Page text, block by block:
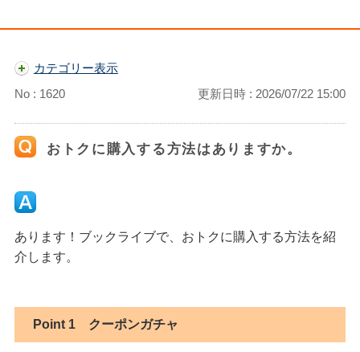
カテゴリー表示
No : 1620
更新日時 : 2026/07/22 15:00
おトクに購入する方法はありますか。
あります！ブックライブで、おトクに購入する方法を紹
介します。
Point 1クーポンガチャ